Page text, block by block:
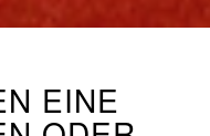
EINE